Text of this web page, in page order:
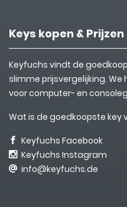
Keys kopen & Prijzen
Keyfuchs vindt de
slimme prijsvergelijking.
voor computer- en
Wat is de goedkoopste key
Keyfuchs Facebook
Keyfuchs Instagram
info@keyfuchs.de